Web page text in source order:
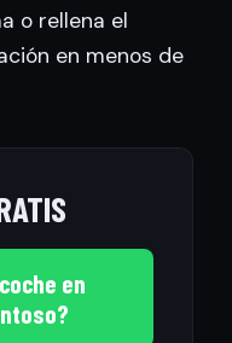
o rellena el
en menos de
en